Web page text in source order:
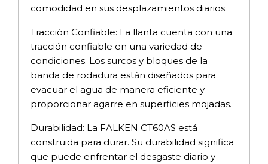
comodidad en sus desplazamientos diarios.
Tracción Confiable: La llanta cuenta con una
tracción confiable en una variedad de
condiciones. Los surcos y bloques de la
banda de rodadura están diseñados para
evacuar el agua de manera eficiente y
proporcionar agarre en superficies mojadas.
Durabilidad: La FALKEN CT60AS está
construida para durar. Su durabilidad significa
que puede enfrentar el desgaste diario y